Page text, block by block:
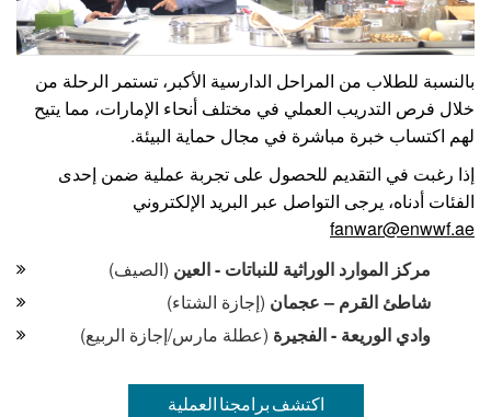
بالنسبة للطلاب من المراحل الدارسية الأكبر، تستمر الرحلة من
خلال فرص التدريب العملي في مختلف أنحاء الإمارات، مما يتيح
لهم اكتساب خبرة مباشرة في مجال حماية البيئة.
إذا رغبت في التقديم للحصول على تجربة عملية ضمن إحدى
الفئات أدناه، يرجى التواصل عبر البريد الإلكتروني
fanwar@enwwf.ae
مركز الموارد الوراثية للنباتات - العين (الصيف)
شاطئ القرم – عجمان (إجازة الشتاء)
وادي الوريعة - الفجيرة (عطلة مارس/إجازة الربيع)
اكتشف برامجنا العملية